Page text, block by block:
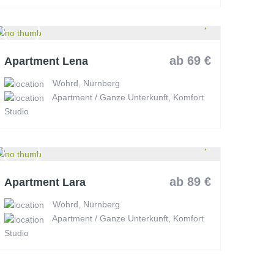
ab 69 €
Apartment Lena
Wöhrd, Nürnberg
Apartment / Ganze Unterkunft, Komfort
Studio
ab 89 €
Apartment Lara
Wöhrd, Nürnberg
Apartment / Ganze Unterkunft, Komfort
Studio